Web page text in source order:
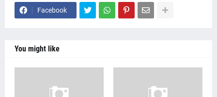
Facebook
You might like